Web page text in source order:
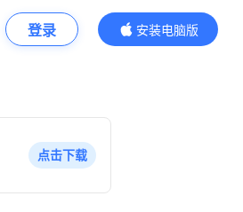
登录
安装电脑版
内容更精彩
点击下载